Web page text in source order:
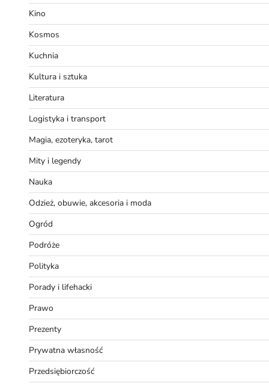
Kino
Kosmos
Kuchnia
Kultura i sztuka
Literatura
Logistyka i transport
Magia, ezoteryka, tarot
Mity i legendy
Nauka
Odzież, obuwie, akcesoria i moda
Ogród
Podróże
Polityka
Porady i lifehacki
Prawo
Prezenty
Prywatna własność
Przedsiębiorczość